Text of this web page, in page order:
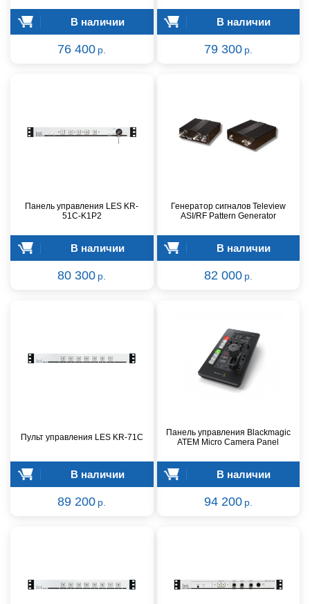
В наличии
76 400 р.
В наличии
79 300 р.
Панель управления LES KR-
51C-K1P2
В наличии
80 300 р.
Генератор сигналов Teleview
ASI/RF Pattern Generator
В наличии
82 000 р.
Пульт управления LES KR-71C
В наличии
89 200 р.
Панель управления Blackmagic
ATEM Micro Camera Panel
В наличии
94 200 р.